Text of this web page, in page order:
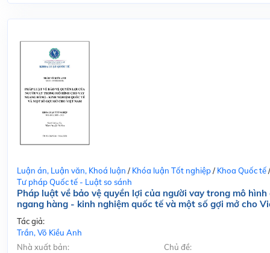
Luận án, Luận văn, Khoá luận / Khóa luận Tốt nghiệp/ Khoa Quốc tế/
Tư pháp Quốc tế - Luật so sánh
Pháp luật về bảo vệ quyền lợi của người vay trong mô hình
ngang hàng - kinh nghiệm quốc tế và một số gợi mở cho
Tác giả:
Trần, Võ Kiều Anh
Nhà xuất bản:
Chủ đề: